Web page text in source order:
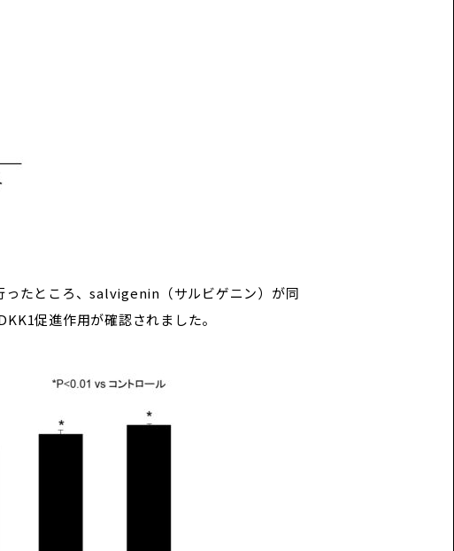
ったところ、salvigenin（サルビゲニン）が同
促進作用が確認されました。